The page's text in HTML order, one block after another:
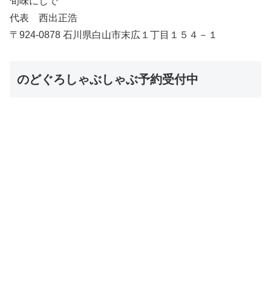
代表 西出正浩
〒924-0878 石川県白山市末広１丁目１５４－１
のどぐろしゃぶしゃぶ予約受付中